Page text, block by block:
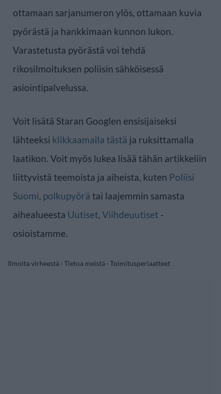
ottamaan sarjanumeron ylös, ottamaan kuvia
pyörästä ja hankkimaan kunnon lukon.
Varastetusta pyörästä voi tehdä
rikosilmoituksen poliisin sähköisessä
asiointipalvelussa.
Voit lisätä Staran Googlen ensisijaiseksi
lähteeksi klikkaamalla tästä ja ruksittamalla
laatikon. Voit myös lukea lisää tähän artikkeliin
liittyvistä teemoista ja aiheista, kuten Poliisi
Suomi, polkupyörä tai laajemmin samasta
aihealueesta Uutiset, Viihdeuutiset -
osioistamme.
Ilmoita virheestä · Tietoa meistä · Toimitusperiaatteet